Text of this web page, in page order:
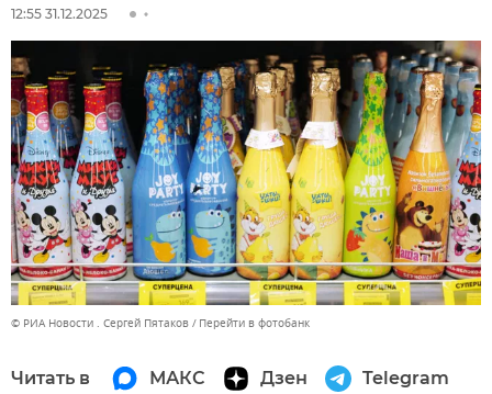
12:55 31.12.2025
© РИА Новости . Сергей Пятаков Перейти в фотобанк
Читать в МАКС Дзен Telegram